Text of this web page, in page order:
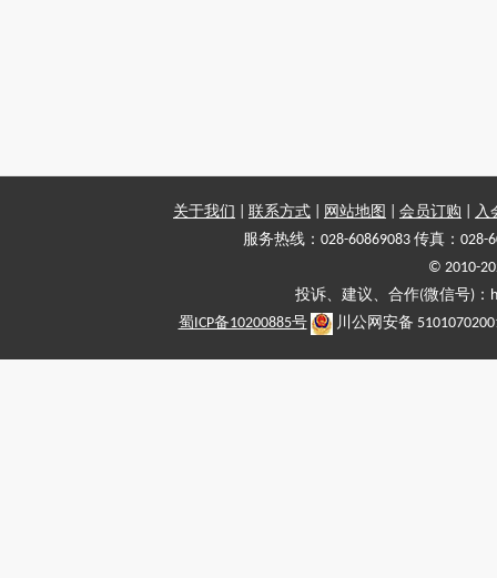
关于我们 联系方式 网站地图 会员订购
入
服务热线：028-60869083 传真：028-
© 2010-
投诉、建议、合作(微信号)
蜀ICP备10200885号
川公网安备